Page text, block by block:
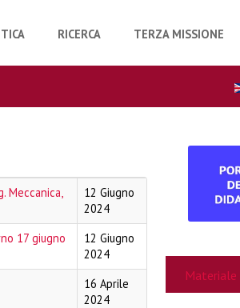
RICERCA TERZA MISSIONE
Meccanica,
12 Giugno
2024
17 giugno
12 Giugno
2024
16 Aprile
2024
Materiale